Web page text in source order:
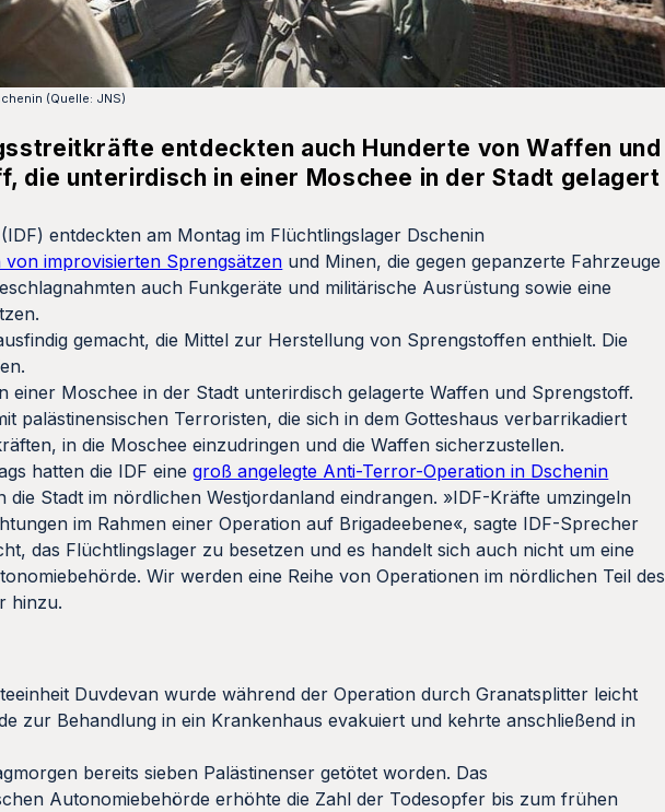
(Quelle: JNS)
entdeckten auch Hunderte von Waffen und
die unterirdisch in einer Moschee in der Stadt gelagert
entdeckten am Montag im Flüchtlingslager Dschenin
improvisierten Sprengsätzen und Minen, die gegen gepanzerte Fahrzeuge
auch Funkgeräte und militärische Ausrüstung sowie eine
gemacht, die Mittel zur Herstellung von Sprengstoffen enthielt. Die
einer Moschee in der Stadt unterirdisch gelagerte Waffen und Sprengstoff.
palästinensischen Terroristen, die sich in dem Gotteshaus verbarrikadiert
in die Moschee einzudringen und die Waffen sicherzustellen.
hatten die IDF einegroß angelegte Anti-Terror-Operation in Dschenin
Stadt im nördlichen Westjordanland eindrangen. »IDF-Kräfte umzingeln
im Rahmen einer Operation auf Brigadeebene«, sagte IDF-Sprecher
das Flüchtlingslager zu besetzen und es handelt sich auch nicht um eine
Wir werden eine Reihe von Operationen im nördlichen Teil des
hinzu.
Duvdevan wurde während der Operation durch Granatsplitter leicht
zur Behandlung in ein Krankenhaus evakuiert und kehrte anschließend in
bereits sieben Palästinenser getötet worden. Das
Autonomiebehörde erhöhte die Zahl der Todesopfer bis zum frühen